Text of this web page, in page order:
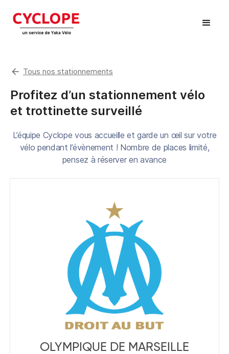
arrow_back Tous nos stationnements
Profitez d’un stationnement vélo
et trottinette surveillé
L’équipe Cyclope vous accueille et garde un œil sur votre
vélo pendant l’évènement ! Nombre de places limité,
pensez à réserver en avance
OLYMPIQUE DE MARSEILLE